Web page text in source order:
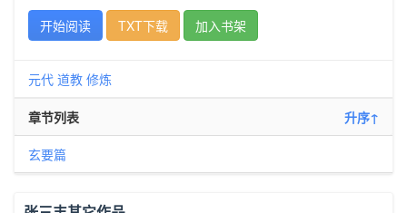
开始阅读
TXT下载 加入书架
元代 道教 修炼
章节列表 升序↑
玄要篇